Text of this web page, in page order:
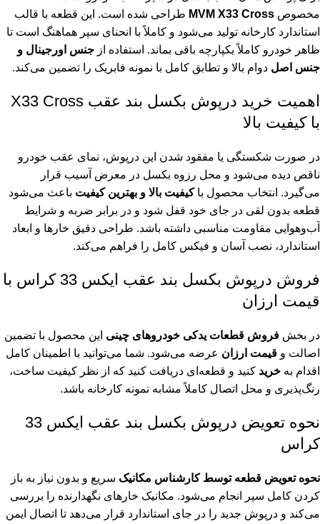
مخصوص MVM X33 Cross طراحی شده است. این قطعه با قالب
استاندارد کارخانه تولید می‌شود و کاملاً با انحنای سپر هماهنگ است تا
ظاهر خودرو کاملاً یکپارچه باقی بماند. استفاده از جنس اورجینال و
جنس اصل دوام بالا و تطابق کامل با نمونه فابریک را تضمین می‌کند.
اهمیت خرید درپوش بکسل بند عقب X33 Cross
با کیفیت بالا
در صورت شکستگی یا مفقود شدن این درپوش، نمای عقب خودرو
ناقص دیده می‌شود و محل رزوه بکسل در معرض آسیب قرار
می‌گیرد. انتخاب محصول باکیفیت بالا و بهترین کیفیت باعث می‌شود
قطعه بدون لقی در جای خود قفل شود و در برابر ضربه و شرایط
آب‌وهوایی مقاومت مناسبی داشته باشد. طراحی دقیق خارها و ابعاد
استاندارد، نصب آسان و فیکس کامل را فراهم می‌کند.
فروش درپوش بکسل بند عقب ایکس 33 کراس با
قیمت ارزان
در بخش فروش قطعات یدکی خودروهای چینی این محصول با تضمین
اصالت و قیمت ارزان عرضه می‌شود. شما می‌توانید با اطمینان کامل
اقدام به خرید کنید و قطعه‌ای دریافت کنید که از نظر کیفیت ساخت،
رنگ‌پذیری و محل اتصال کاملاً مشابه نمونه کارخانه باشد.
نحوه تعویض درپوش بکسل بند عقب ایکس 33
کراس
نحوه تعویض قطعه توسط کارشناس مکانیک سریع و بدون نیاز به باز
کردن کامل سپر انجام می‌شود. مکانیک خارهای نگهدارنده را بررسی
می‌کند و درپوش جدید را در جای استاندارد قرار می‌دهد تا اتصال ایمن